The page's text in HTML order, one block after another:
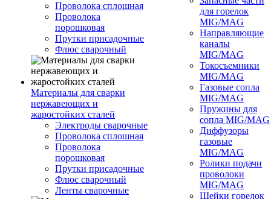
Проволока сплошная
Проволока
порошковая
Прутки присадочные
Флюс сварочный
Материалы для сварки
нержавеющих и
жаростойких сталей
Электроды сварочные
Проволока сплошная
Проволока
порошковая
Прутки присадочные
Флюс сварочный
Ленты сварочные
для горелок
MIG/MAG
Направляющие
каналы
MIG/MAG
Токосъемники
MIG/MAG
Газовые сопла
MIG/MAG
Пружины для
сопла MIG/MAG
Диффузоры
газовые
MIG/MAG
Ролики подачи
проволоки
MIG/MAG
Шейки горелок